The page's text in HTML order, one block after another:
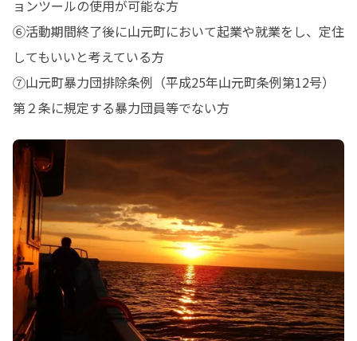
ョンツールの使用が可能な方
⑥活動期間終了後に山元町において起業や就業をし、定住
してもいいと考えている方
⑦山元町暴力団排除条例（平成25年山元町条例第12号）
第２条に規定する暴力団員等でない方